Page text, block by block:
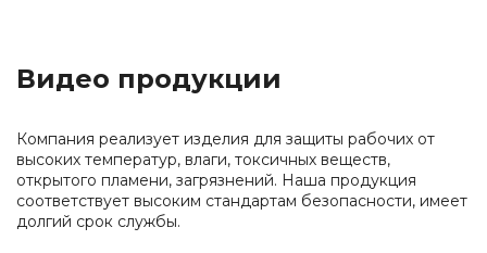
Видео продукции
Компания реализует изделия для защиты рабочих от
высоких температур, влаги, токсичных веществ,
открытого пламени, загрязнений. Наша продукция
соответствует высоким стандартам безопасности, имеет
долгий срок службы.